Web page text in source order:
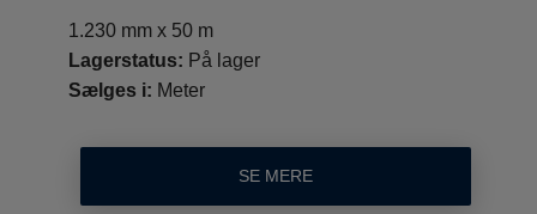
1.230 mm x 50 m
Lagerstatus: På lager
Sælges i: Meter
SE MERE